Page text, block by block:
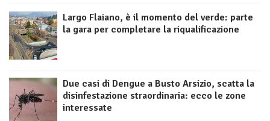
Largo Flaiano, è il momento del verde: parte
la gara per completare la riqualificazione
Due casi di Dengue a Busto Arsizio, scatta la
disinfestazione straordinaria: ecco le zone
interessate